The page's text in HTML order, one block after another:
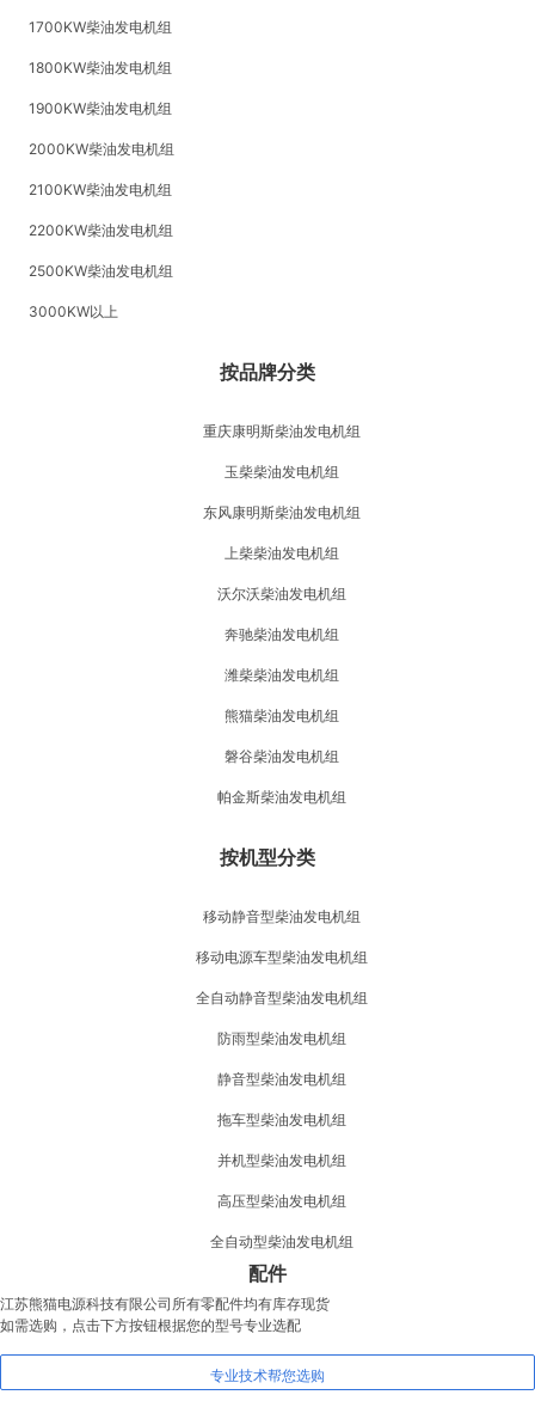
1700KW柴油发电机组
1800KW柴油发电机组
1900KW柴油发电机组
2000KW柴油发电机组
2100KW柴油发电机组
2200KW柴油发电机组
2500KW柴油发电机组
3000KW以上
按品牌分类
重庆康明斯柴油发电机组
玉柴柴油发电机组
东风康明斯柴油发电机组
上柴柴油发电机组
沃尔沃柴油发电机组
奔驰柴油发电机组
潍柴柴油发电机组
熊猫柴油发电机组
磐谷柴油发电机组
帕金斯柴油发电机组
按机型分类
移动静音型柴油发电机组
移动电源车型柴油发电机组
全自动静音型柴油发电机组
防雨型柴油发电机组
静音型柴油发电机组
拖车型柴油发电机组
并机型柴油发电机组
高压型柴油发电机组
全自动型柴油发电机组
配件
江苏熊猫电源科技有限公司所有零配件均有库存现货
如需选购，点击下方按钮根据您的型号专业选配
专业技术帮您选购